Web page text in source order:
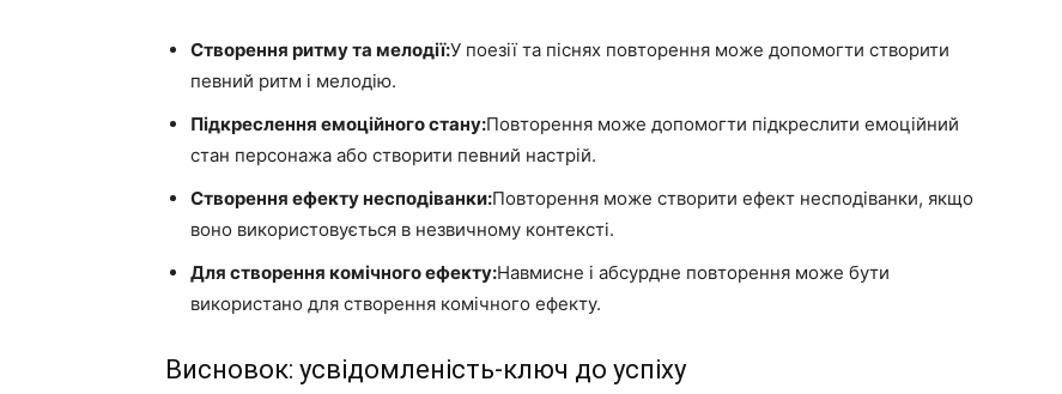
Створення ритму та мелодії:У поезії та піснях повторення може допомогти створити
певний ритм і мелодію.
Підкреслення емоційного стану:Повторення може допомогти підкреслити емоційний
стан персонажа або створити певний настрій.
Створення ефекту несподіванки:Повторення може створити ефект несподіванки, якщо
воно використовується в незвичному контексті.
Для створення комічного ефекту:Навмисне і абсурдне повторення може бути
використано для створення комічного ефекту.
Висновок: усвідомленість-ключ до успіху